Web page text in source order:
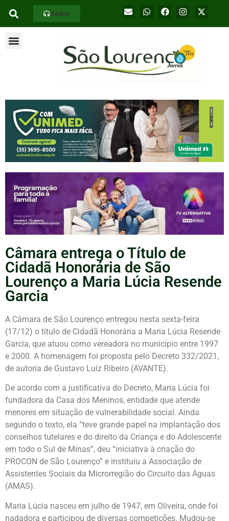
Rádios
Câmara entrega o Título de
Cidadã Honorária de São
Lourenço a Maria Lúcia Resende
Garcia
A Câmara de São Lourenço entregou nesta sexta-feira
(17/12) o título de Cidadã Honorária a Maria Lúcia Resende
Garcia, que atuou como vereadora no município entre 1997
e 2000. A homenagem foi proposta pelo Decreto 332/2021,
de autoria de Gustavo Luiz Ribeiro (AVANTE).
De acordo com a justificativa do Decreto, Maria Lúcia foi
fundadora da Casa dos Meninos, entidade que atende
menores em situação de vulnerabilidade social. Ainda
segundo o texto, ela “teve grande papel na implantação dos
conselhos tutelares e do direito da Criança e do Adolescente
em todo o Sul de Minas”, deu “iniciativa à criação do
PROCON de São Lourenço” e instituiu a Associação de
Assistentes Sociais da Microrregião do Circuito das Águas
(AMAS).
Maria Lúcia nasceu em julho de 1947, em Oliveira, onde foi
nadadora e participou de diversas competições. Mudou-se